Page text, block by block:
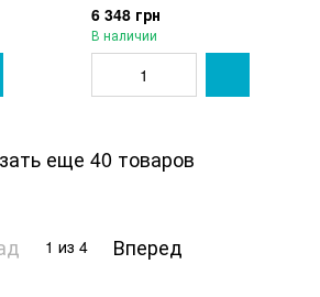
6 348 грн
В наличии
еще 40 товаров
1 из 4 Вперед